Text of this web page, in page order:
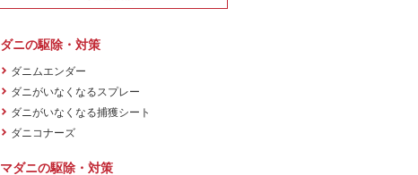
ダニの駆除・対策
ダニムエンダー
ダニがいなくなるスプレー
ダニがいなくなる捕獲シート
ダニコナーズ
マダニの駆除・対策